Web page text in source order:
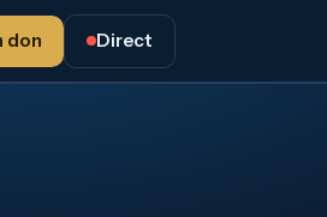
don Direct